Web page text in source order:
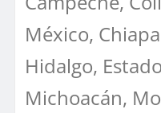
México,
⁠Hidalgo,
Michoacán,